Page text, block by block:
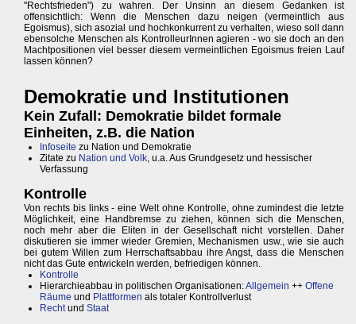
"Rechtsfrieden") zu wahren. Der Unsinn an diesem Gedanken ist
offensichtlich: Wenn die Menschen dazu neigen (vermeintlich aus
Egoismus), sich asozial und hochkonkurrent zu verhalten, wieso soll dann
ebensolche Menschen als KontrolleurInnen agieren - wo sie doch an den
Machtpositionen viel besser diesem vermeintlichen Egoismus freien Lauf
lassen können?
Demokratie und Institutionen
Kein Zufall: Demokratie bildet formale
Einheiten, z.B. die Nation
Infoseite zu Nation und Demokratie
Zitate zu Nation und Volk, u.a. Aus Grundgesetz und hessischer
Verfassung
Kontrolle
Von rechts bis links - eine Welt ohne Kontrolle, ohne zumindest die letzte
Möglichkeit, eine Handbremse zu ziehen, können sich die Menschen,
noch mehr aber die Eliten in der Gesellschaft nicht vorstellen. Daher
diskutieren sie immer wieder Gremien, Mechanismen usw., wie sie auch
bei gutem Willen zum Herrschaftsabbau ihre Angst, dass die Menschen
nicht das Gute entwickeln werden, befriedigen können.
Kontrolle
Hierarchieabbau in politischen Organisationen:Allgemein ++ Offene
Räume und Plattformen als totaler Kontrollverlust
Rechtund Staat